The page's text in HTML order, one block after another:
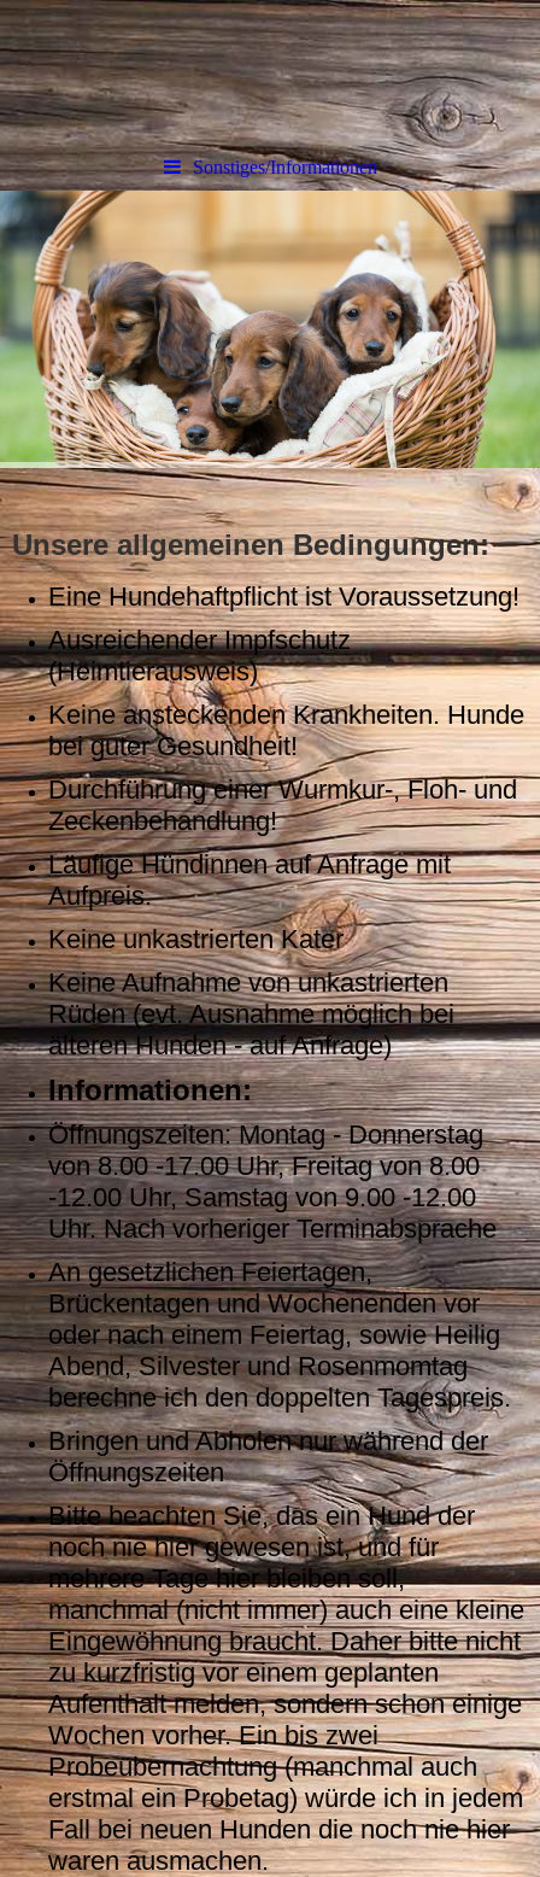
Sonstiges/Informationen
.
Unsere allgemeinen Bedingungen:
Eine Hundehaftpflicht ist Voraussetzung!
Ausreichender Impfschutz
(Heimtierausweis)
Keine ansteckenden Krankheiten. Hunde
bei guter Gesundheit!
Durchführung einer Wurmkur-, Floh- und
Zeckenbehandlung!
Läufige Hündinnen auf Anfrage mit
Aufpreis.
Keine unkastrierten Kater
Keine Aufnahme von unkastrierten
Rüden (evt. Ausnahme möglich bei
älteren Hunden - auf Anfrage)
Informationen:
Öffnungszeiten: Montag - Donnerstag
von 8.00 -17.00 Uhr, Freitag von 8.00
-12.00 Uhr, Samstag von 9.00 -12.00
Uhr. Nach vorheriger Terminabsprache
An gesetzlichen Feiertagen,
Brückentagen und Wochenenden vor
oder nach einem Feiertag, sowie Heilig
Abend, Silvester und Rosenmomtag
berechne ich den doppelten Tagespreis.
Bringen und Abholen nur während der
Öffnungszeiten
Bitte beachten Sie, das ein Hund der
noch nie hier gewesen ist, und für
mehrere Tage hier bleiben soll,
manchmal (nicht immer) auch eine kleine
Eingewöhnung braucht. Daher bitte nicht
zu kurzfristig vor einem geplanten
Aufenthalt melden, sondern schon einige
Wochen vorher. Ein bis zwei
Probeübernachtung (manchmal auch
erstmal ein Probetag) würde ich in jedem
Fall bei neuen Hunden die noch nie hier
waren ausmachen.